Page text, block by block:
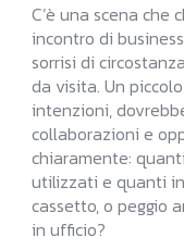
C’è una scena
incontro di
sorrisi di
da visita. Un
intenzioni,
collaborazioni e
chiaramente:
utilizzati e quanti
cassetto, o peggio
in ufficio?